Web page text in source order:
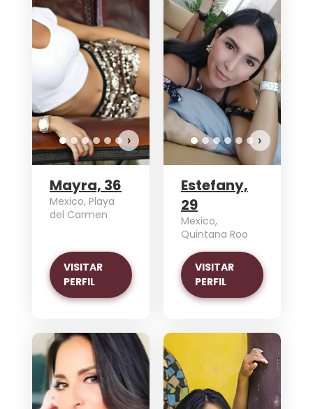
›
Mayra, 36
Mexico, Playa
del Carmen
VISITAR
PERFIL
›
Estefany,
29
Mexico,
Quintana Roo
VISITAR
PERFIL